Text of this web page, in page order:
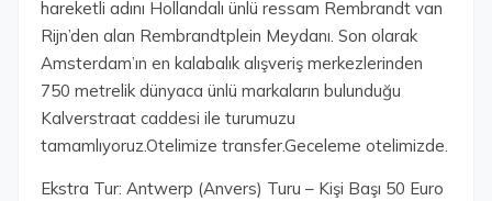
hareketli adını Hollandalı ünlü ressam Rembrandt van
Rijn’den alan Rembrandtplein Meydanı. Son olarak
Amsterdam’ın en kalabalık alışveriş merkezlerinden
750 metrelik dünyaca ünlü markaların bulunduğu
Kalverstraat caddesi ile turumuzu
tamamlıyoruz.Otelimize transfer.Geceleme otelimizde.
Ekstra Tur: Antwerp (Anvers) Turu – Kişi Başı 50 Euro